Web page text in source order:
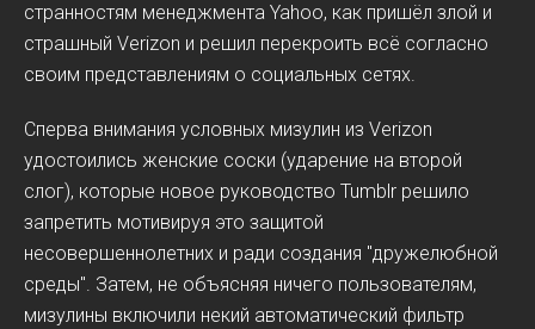
странностям менеджмента Yahoo, как пришёл злой и
страшный Verizon и решил перекроить всё согласно
своим представлениям о социальных сетях.
Сперва внимания условных мизулин из Verizon
удостоились женские соски (ударение на второй
слог), которые новое руководство Tumblr решило
запретить мотивируя это защитой
несовершеннолетних и ради создания "дружелюбной
среды". Затем, не объясняя ничего пользователям,
мизулины включили некий автоматический фильтр